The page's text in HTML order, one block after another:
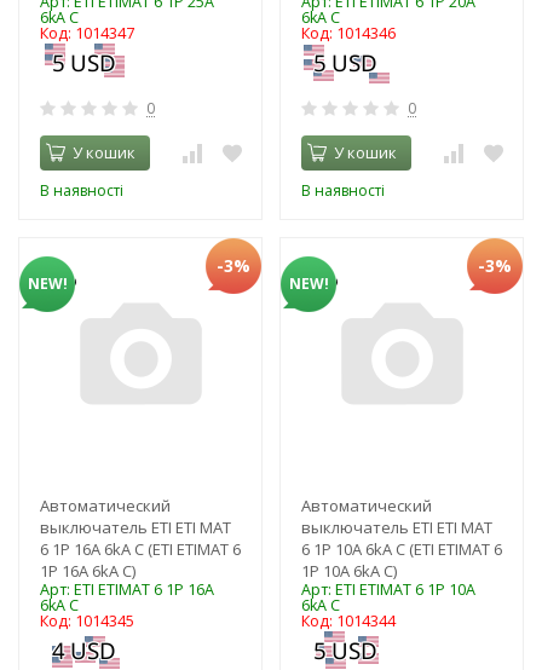
6kA C
Код: 1014347
0
У кошик
В наявності
6kA C
Код: 1014346
0
У кошик
В наявності
NEW!
-3%
Автоматический
выключатель ETI ЕТІ MAT
6 1Р 16А 6kA C (ЕТІ ETIMAT 6
1Р 16А 6kA C)
Арт: ЕТІ ETIMAT 6 1Р 16А
6kA C
Код: 1014345
NEW!
-3%
Автоматический
выключатель ETI ЕТІ MAT
6 1Р 10А 6kA C (ЕТІ ETIMAT 6
1Р 10А 6kA C)
Арт: ЕТІ ETIMAT 6 1Р 10А
6kA C
Код: 1014344